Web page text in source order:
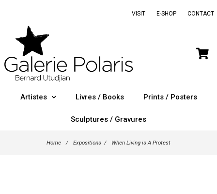
VISIT E-SHOP CONTACT
Artistes Livres / Books Prints / Posters
Sculptures / Gravures
Home / Expositions / When Living is A Protest